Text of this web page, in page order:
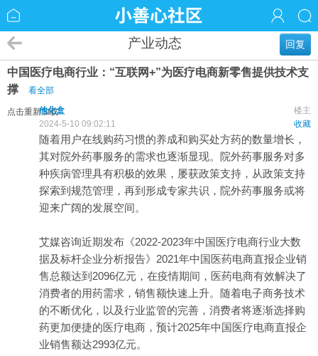
回复
产业动态
中国医疗电商行业：“互联网+”为医疗电商新零售提供技术支
撑
看全部
点击重新加载 楼主
他化盒
收藏
2024-5-10 09:02:11
随着用户在线购药习惯的养成和购买处方药的数量增长，
其对院外药事服务的需求也逐渐显现。院外药事服务对多
种疾病管理具有积极的效果，屡获政策支持，从政策支持
探索到规范管理，再到形成专家共识，院外药事服务或将
迎来广阔的发展空间。
艾媒咨询近期发布《2022-2023年中国医疗电商行业大数
据及标杆企业分析报告》2021年中国医药电商直报企业销
售总额达到2096亿元，在疫情期间，医药电商有效解决了
消费者的用药需求，销售额快速上升。随着电子商务技术
的不断优化，以及行业监管的完善，消费者将逐渐选择购
药更加便捷的医疗电商，预计2025年中国医疗电商直报企
业销售额达2993亿元。